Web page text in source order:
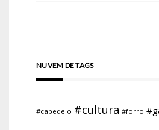
NUVEM DE TAGS
#cabedelo #cultura #forro